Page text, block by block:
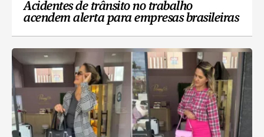
Acidentes de trânsito no trabalho
acendem alerta para empresas brasileiras